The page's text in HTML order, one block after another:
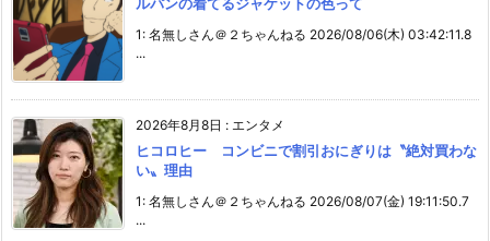
1: 名無しさん＠２ちゃんねる 2026/08/06(木) 03:42:11.8
...
2026年8月8日 : エンタメ
ヒコロヒー コンビニで割引おにぎりは〝絶対買わな
い〟理由
1: 名無しさん＠２ちゃんねる 2026/08/07(金) 19:11:50.7
...